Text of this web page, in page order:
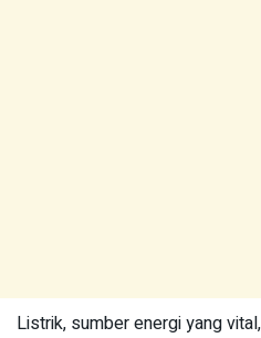
Listrik, sumber energi yang